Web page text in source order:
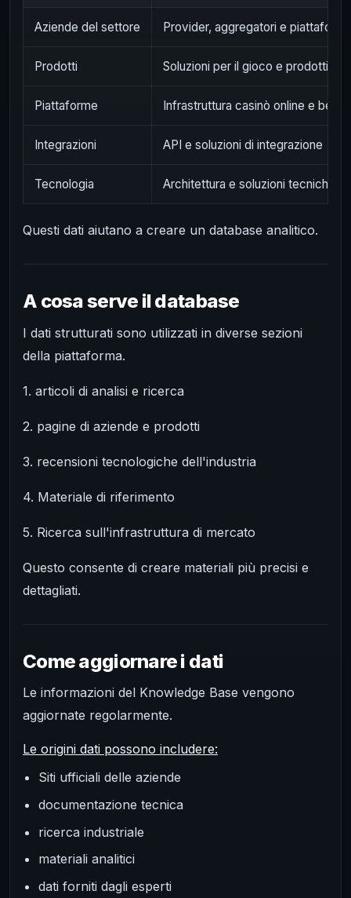
Aziende del settore Provider, aggregatori e
Prodotti Soluzioni per il gioco e prodotti
Piattaforme Infrastruttura casinò online e
Integrazioni API e soluzioni di integrazione
Tecnologia Architettura e soluzioni tecniche
Questi dati aiutano a creare un database analitico.
A cosa serve il database
I dati strutturati sono utilizzati in diverse sezioni
della piattaforma.
1. articoli di analisi e ricerca
2. pagine di aziende e prodotti
3. recensioni tecnologiche dell'industria
4. Materiale di riferimento
5. Ricerca sull'infrastruttura di mercato
Questo consente di creare materiali più precisi e
dettagliati.
Come aggiornare i dati
Le informazioni del Knowledge Base vengono
aggiornate regolarmente.
Le origini dati possono includere:
Siti ufficiali delle aziende
documentazione tecnica
ricerca industriale
materiali analitici
dati forniti dagli esperti